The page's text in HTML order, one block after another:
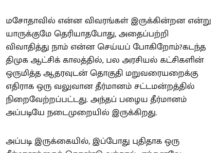
மசோதாவில் என்ன விவரங்கள் இருக்கின்றன என்று
யாருக்குமே தெரியாதபோது, அதைப்பற்றி
விவாதித்து நாம் என்ன செய்யப் போகிறோம்?கடந்த
திமுக ஆட்சிக் காலத்தில், பல அரசியல் கட்சிகளின்
ஒருமித்த ஆதரவுடன் தொகுதி மறுவரையறைக்கு
எதிராக ஒரு வலுவான தீர்மானம் சட்டமன்றத்தில்
நிறைவேற்றப்பட்டது. அந்தப் பழைய தீர்மானம்
அப்படியே நடைமுறையில் இருக்கிறது.
அப்படி இருக்கையில், இப்போது புதிதாக ஒரு